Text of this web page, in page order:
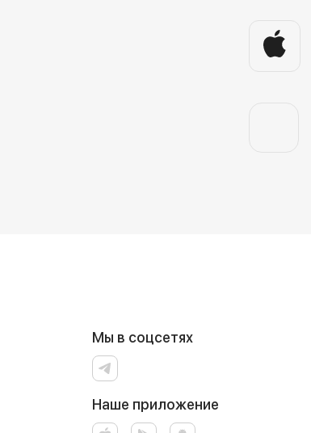
Мы в соцсетях
Наше приложение